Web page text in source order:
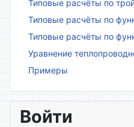
Типовые расчёты по
Типовые расчёты по
Типовые расчёты по
Уравнение
Примеры
Войти